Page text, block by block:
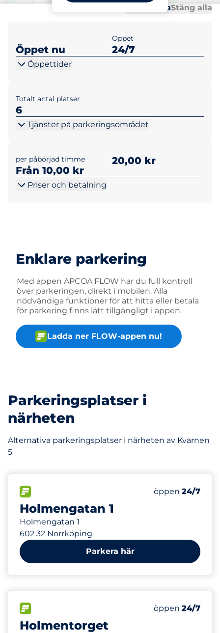
Öppna allaStäng alla
Öppet nu
Öppet
24/7
Öppettider
Totalt antal platser
6
Tjänster på parkeringsområdet
per påbörjad timme
Från 10,00 kr
20,00 kr
Priser och betalning
Enklare parkering
Med appen APCOA FLOW har du full kontroll
över parkeringen, direkt i mobilen. Alla
nödvändiga funktioner för att hitta eller betala
för parkering finns lätt tillgängligt i appen.
Ladda ner FLOW-appen nu!
Parkeringsplatser i
närheten
Alternativa parkeringsplatser i närheten av Kvarnen
5
Holmengatan 1
Holmengatan 1
602 32 Norrköping
Antal
Totalt antal
Torsdag&nbsp
öppen 24/7
217 m
Parkera här
Holmentorget
Antal
Totalt antal
Torsdag&nbsp
öppen 24/7
252 m